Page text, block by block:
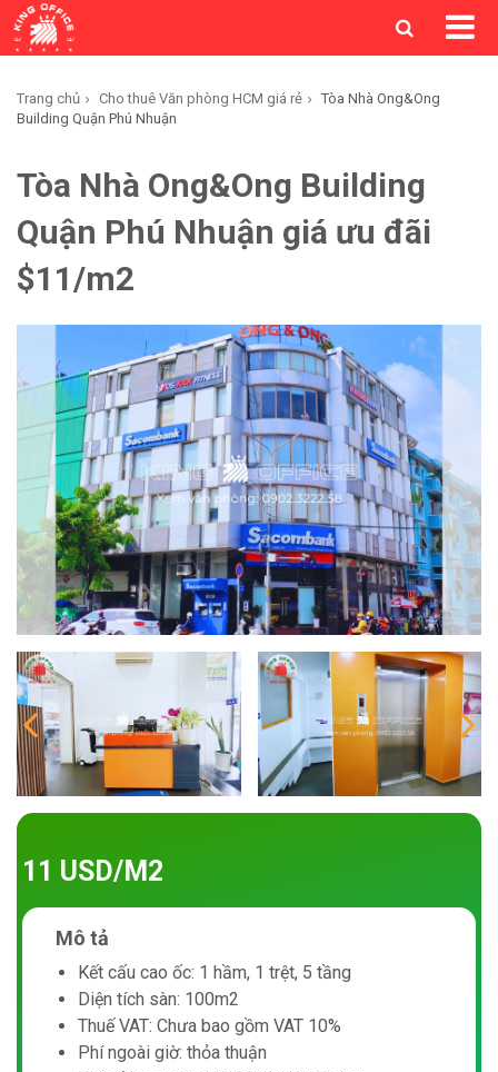
Trang chủ Cho thuê Văn phòng HCM giá rẻ
Tòa Nhà Ong&Ong
Building Quận Phú Nhuận
Tòa Nhà Ong&Ong Building
Quận Phú Nhuận giá ưu đãi
$11/m2
11 USD/M2
Mô tả
Kết cấu cao ốc: 1 hầm, 1 trệt, 5 tầng
Diện tích sàn: 100m2
Thuế VAT: Chưa bao gồm VAT 10%
Phí ngoài giờ: thỏa thuận